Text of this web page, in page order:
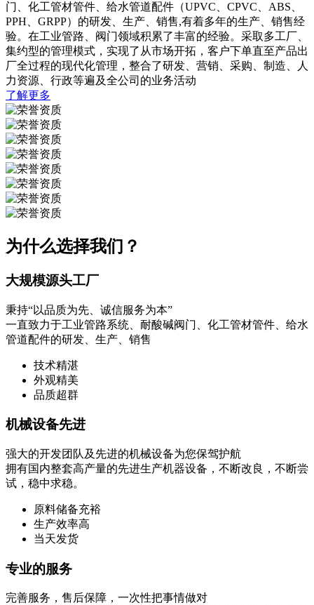
门、化工管材管件、给水管道配件（UPVC、CPVC、ABS、
PPH、GRPP）的研发、生产、销售,有着多年的生产、销售经
验。在工业管路、阀门领域积累了丰富的经验。采取多工厂、
集约型的管理模式，实现了从市场开拓，客户下单直至产品出
厂全过程的现代化管理，整合了研发、营销、采购、制造、人
力资源、行政等遍及全公司的业务活动
了解更多
为什么选择我们？
大规模源头工厂
秉持“以品质为先、诚信服务为本”
一直致力于工业管路系统、耐酸碱阀门、化工管材管件、给水
管道配件的研发、生产、销售
技术精湛
外观精美
品质超群
机械设备先进
强大的开发团队及先进的机械设备为您保驾护航
拥有国内整套高产量的先进生产机器设备，不断改良，不断尝
试，稳中求稳。
原料储备充裕
生产效率高
当天发货
专业的服务
完善服务，售后保障，一次性把事情做对